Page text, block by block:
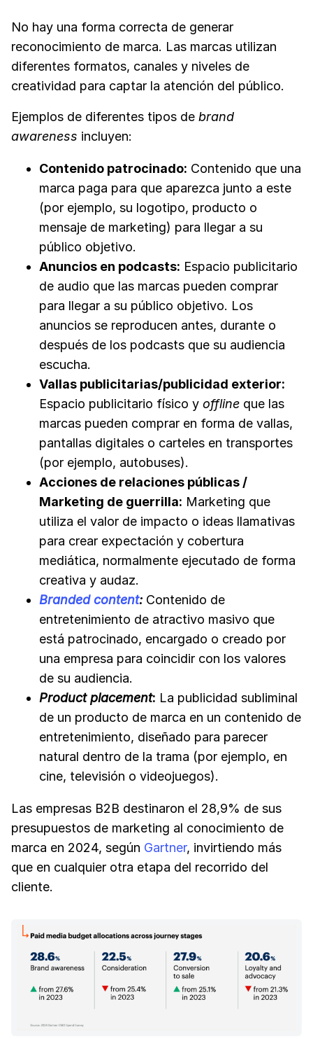
No hay una forma correcta de generar
reconocimiento de marca. Las marcas utilizan
diferentes formatos, canales y niveles de
creatividad para captar la atención del público.
Ejemplos de diferentes tipos de brand
awareness incluyen:
Contenido patrocinado: Contenido que una
marca paga para que aparezca junto a este
(por ejemplo, su logotipo, producto o
mensaje de marketing) para llegar a su
público objetivo.
Anuncios en podcasts: Espacio publicitario
de audio que las marcas pueden comprar
para llegar a su público objetivo. Los
anuncios se reproducen antes, durante o
después de los podcasts que su audiencia
escucha.
Vallas publicitarias/publicidad exterior:
Espacio publicitario físico y offline que las
marcas pueden comprar en forma de vallas,
pantallas digitales o carteles en transportes
(por ejemplo, autobuses).
Acciones de relaciones públicas /
Marketing de guerrilla: Marketing que
utiliza el valor de impacto o ideas llamativas
para crear expectación y cobertura
mediática, normalmente ejecutado de forma
creativa y audaz.
Branded content: Contenido de
entretenimiento de atractivo masivo que
está patrocinado, encargado o creado por
una empresa para coincidir con los valores
de su audiencia.
Product placement: La publicidad subliminal
de un producto de marca en un contenido de
entretenimiento, diseñado para parecer
natural dentro de la trama (por ejemplo, en
cine, televisión o videojuegos).
Las empresas B2B destinaron el 28,9% de sus
presupuestos de marketing al conocimiento de
marca en 2024, según Gartner, invirtiendo más
que en cualquier otra etapa del recorrido del
cliente.